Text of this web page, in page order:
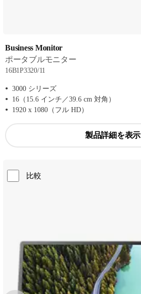
Business Monitor
ポータブルモニター
16B1P3320/11
3000 シリーズ
16（15.6 インチ／39.6 cm 対角）
1920 x 1080（フル HD）
製品詳細を表示
比較